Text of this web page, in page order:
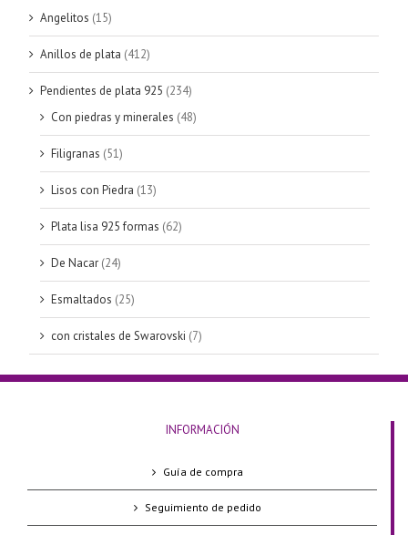
Angelitos (15)
Anillos de plata (412)
Pendientes de plata 925 (234)
Con piedras y minerales (48)
Filigranas (51)
Lisos con Piedra (13)
Plata lisa 925 formas (62)
De Nacar (24)
Esmaltados (25)
con cristales de Swarovski (7)
INFORMACIÓN
Guía de compra
Seguimiento de pedido